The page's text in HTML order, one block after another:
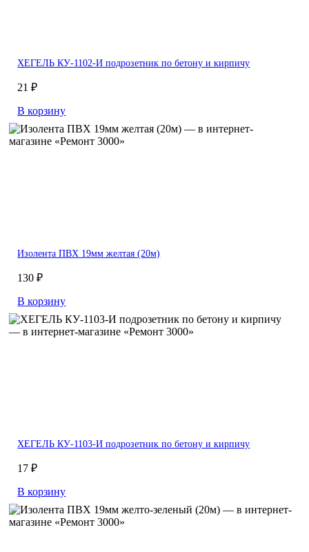
ХЕГЕЛЬ КУ-1102-И подрозетник по бетону и кирпичу
21 ₽
В корзину
Изолента ПВХ 19мм желтая (20м)
130 ₽
В корзину
ХЕГЕЛЬ КУ-1103-И подрозетник по бетону и кирпичу
17 ₽
В корзину